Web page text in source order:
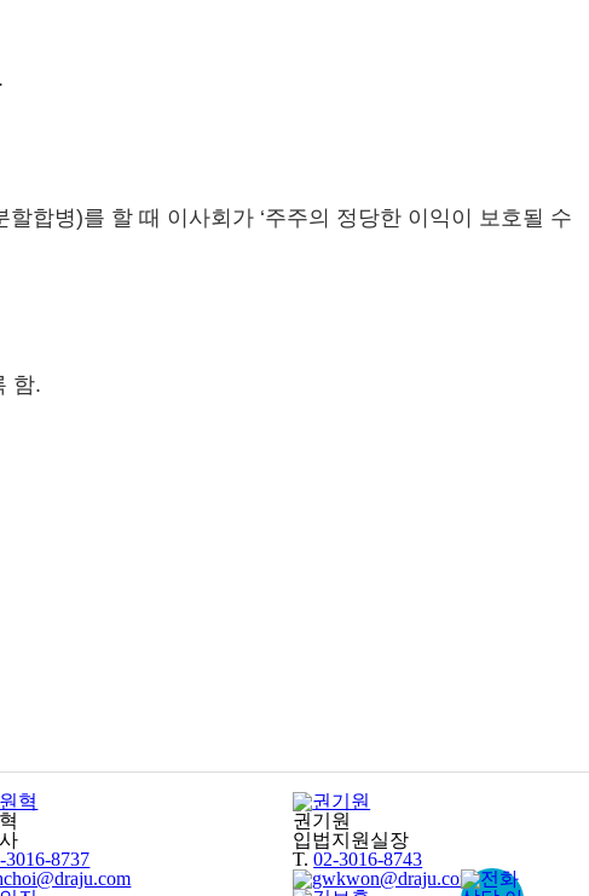
합병)를 할 때 이사회가 ‘주주의 정당한 이익이 보호될 수
함.
3016-8737
권기원
입법지원실장
T.02-3016-8743